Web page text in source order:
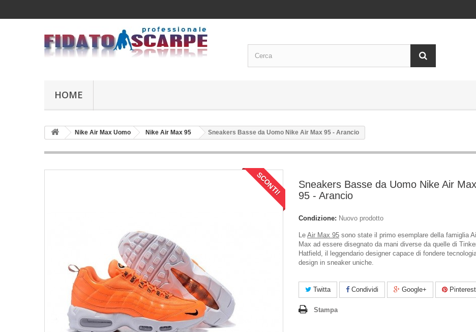
HOME
Nike Air Max Uomo Nike Air Max 95 Sneakers Basse da Uomo Nike Air Max 95 - Arancio
SCONTI!
Sneakers Basse da Uomo Nike Air Max
95 - Arancio
Condizione: Nuovo prodotto
Le Air Max 95 sono state il primo esemplare della famiglia
Max ad essere disegnato da mani diverse da quelle di
Hatfield, il leggendario designer capace di fondere
design in sneaker uniche.
Twitta Condividi Google+ Pinterest
Stampa